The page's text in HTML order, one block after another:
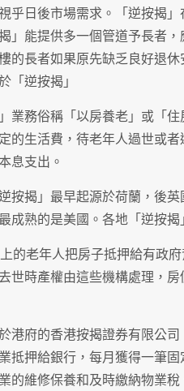
乎日後市場需求。「逆按揭
」能提供多一個管道予長者
的長者如果原先缺乏良好退
「逆按揭」
業務俗稱「以房養老」或「
的生活費，待老年人過世或
息支出。
按揭」最早起源於荷蘭，後
成熟的是美國。各地「逆按揭
的老年人把房子抵押給有政
世時產權由這些機構處理，
港府的香港按揭證券有限公
抵押給銀行，每月獲得一筆
的維修保養和及時繳納物業